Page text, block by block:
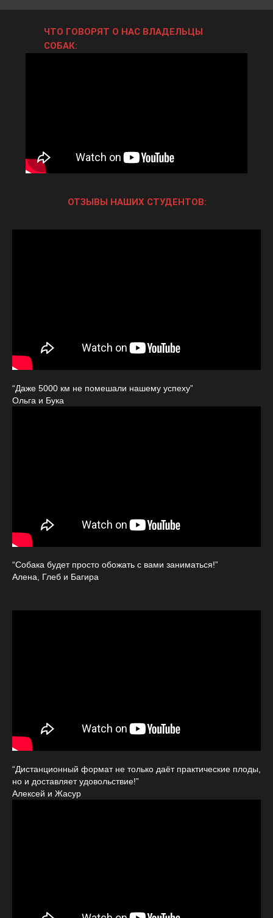
ЧТО ГОВОРЯТ О НАС ВЛАДЕЛЬЦЫ
СОБАК:
ОТЗЫВЫ НАШИХ СТУДЕНТОВ:
“Даже 5000 км не помешали нашему успеху”
Ольга и Бука
“Собака будет просто обожать с вами заниматься!”
Алена, Глеб и Багира
“Дистанционный формат не только даёт практические плоды,
но и доставляет удовольствие!”
Алексей и Жасур